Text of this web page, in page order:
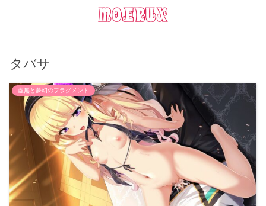
タバサ
虚無と夢幻のフラグメント